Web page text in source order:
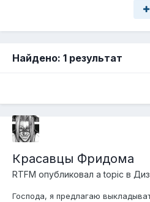
Найдено: 1 результат
Красавцы Фридома
RTFM опубликовал a topic в
Господа, я предлагаю